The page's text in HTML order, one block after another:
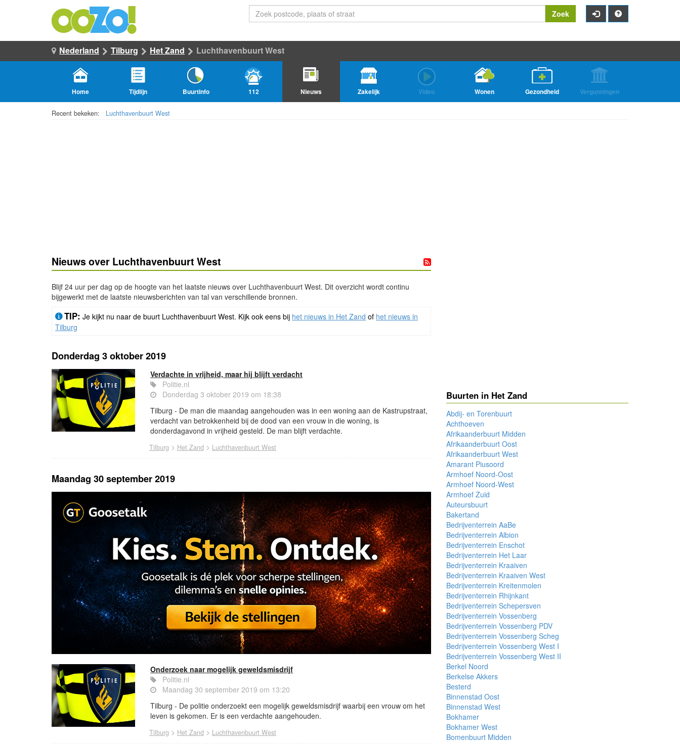
Zoek
Nederland Tilburg Het Zand Luchthavenbuurt West
Home Tijdlijn Buurtinfo 112 Nieuws Zakelijk Video Wonen Gezondheid Vergunningen
Recent bekeken: Luchthavenbuurt West
Nieuws over Luchthavenbuurt West
Blijf 24 uur per dag op de hoogte van het laatste nieuws over Luchthavenbuurt West. Dit overzicht wordt continu
bijgewerkt met de laatste nieuwsberichten van tal van verschillende bronnen.
TIP: Je kijkt nu naar de buurt Luchthavenbuurt West. Kijk ook eens bij het nieuws in Het Zand of het nieuws in
Tilburg
Donderdag 3 oktober 2019
Verdachte in vrijheid, maar hij blijft verdacht
Politie.nl
Donderdag 3 oktober 2019 om 18:38
Tilburg - De man die maandag aangehouden was in een woning aan de Kastrupstraat,
verdacht van betrokkenheid bij de dood van een vrouw in die woning, is
donderdagavond in vrijheid gesteld. De man blijft verdachte.
Tilburg > Het Zand > Luchthavenbuurt West
Maandag 30 september 2019
Onderzoek naar mogelijk geweldsmisdrijf
Politie.nl
Maandag 30 september 2019 om 13:20
Tilburg - De politie onderzoekt een mogelijk geweldsmisdrijf waarbij een vrouw om het
leven is gekomen. Er is een verdachte aangehouden.
Tilburg > Het Zand > Luchthavenbuurt West
Buurten in Het Zand
Abdij- en Torenbuurt
Achthoeven
Afrikaanderbuurt Midden
Afrikaanderbuurt Oost
Afrikaanderbuurt West
Amarant Piusoord
Armhoef Noord-Oost
Armhoef Noord-West
Armhoef Zuid
Auteursbuurt
Bakertand
Bedrijventerrein AaBe
Bedrijventerrein Albion
Bedrijventerrein Enschot
Bedrijventerrein Het Laar
Bedrijventerrein Kraaiven
Bedrijventerrein Kraaiven West
Bedrijventerrein Kreitenmolen
Bedrijventerrein Rhijnkant
Bedrijventerrein Schepersven
Bedrijventerrein Vossenberg
Bedrijventerrein Vossenberg PDV
Bedrijventerrein Vossenberg Scheg
Bedrijventerrein Vossenberg West I
Bedrijventerrein Vossenberg West II
Berkel Noord
Berkelse Akkers
Besterd
Binnenstad Oost
Binnenstad West
Bokhamer
Bokhamer West
Bomenbuurt Midden